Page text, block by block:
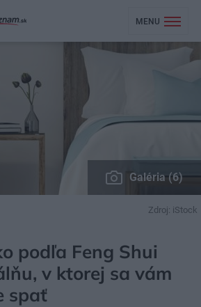
MENU
Galéria (6)
Zdroj: iStock
podľa Feng Shui
v ktorej sa vám
spať